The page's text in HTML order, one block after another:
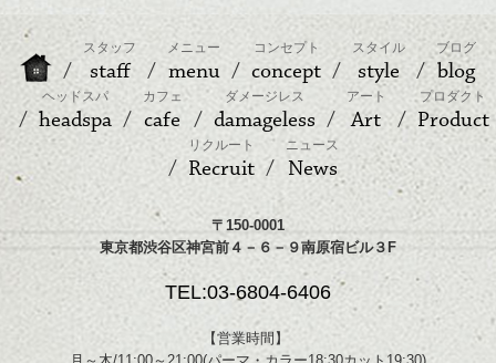
スタッフ
staff
メニュー
menu
コンセプト
concept
スタイル
style
ブログ
blog
ヘッドスパ
headspa
カフェ
cafe
ダメージレス
damageless
アート
Art
プロダクト
Product
リクルート
Recruit
ニュース
News
〒150-0001
東京都渋谷区神宮前４－６－９南原宿ビル３F
TEL:03-6804-6406
【営業時間】